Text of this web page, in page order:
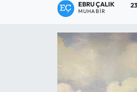
EBRU ÇALIK
MUHABIR
Çorum Son Dakika Haberleri
Dodurga Haberleri
Son Dakika Haberleri
Haber Arşivi